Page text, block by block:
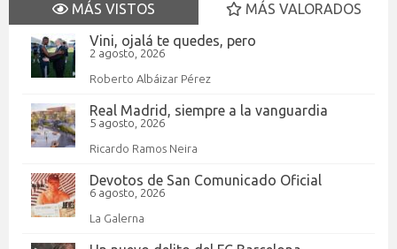
MÁS VISTOS
MÁS VALORADOS
Vini, ojalá te quedes, pero
2 agosto, 2026
Roberto Albáizar Pérez
Real Madrid, siempre a la vanguardia
5 agosto, 2026
Ricardo Ramos Neira
Devotos de San Comunicado Oficial
6 agosto, 2026
La Galerna